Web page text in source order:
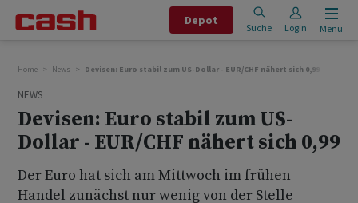
Depot
Suche Login Menu
Home News Devisen: Euro stabil zum US-Dollar - EUR/CHF nähert sich 0,99
NEWS
Devisen: Euro stabil zum US-
Dollar - EUR/CHF nähert sich 0,99
Der Euro hat sich am Mittwoch im frühen
Handel zunächst nur wenig von der Stelle